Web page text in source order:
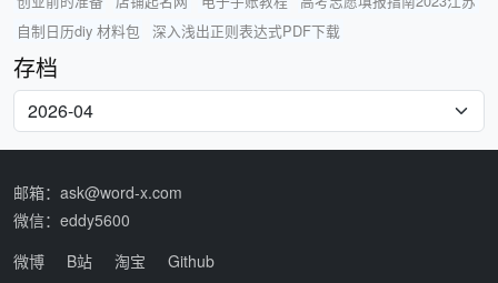
自制日历diy 材料包
深入浅出正则表达式PDF下载
存档
邮箱：ask@word-x.com
微信：eddy5600
微博
B站 淘宝
Github